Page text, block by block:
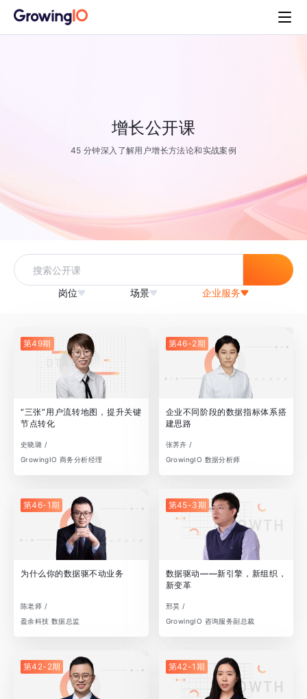
增长公开课
45 分钟深入了解用户增长方法论和实战案例
岗位 场景 企业服务
第49期
“三张”用户流转地图，提升关键
节点转化
史晓璐 /
GrowingIO 商务分析经理
第46-2期
企业不同阶段的数据指标体系搭
建思路
张荠卉 /
GrowingIO 数据分析师
第46-1期
为什么你的数据驱不动业务
陈老师 /
盈余科技 数据总监
第45-3期
数据驱动——新引擎，新组织，
新变革
邢昊 /
GrowingIO 咨询服务副总裁
第42-2期 第42-1期